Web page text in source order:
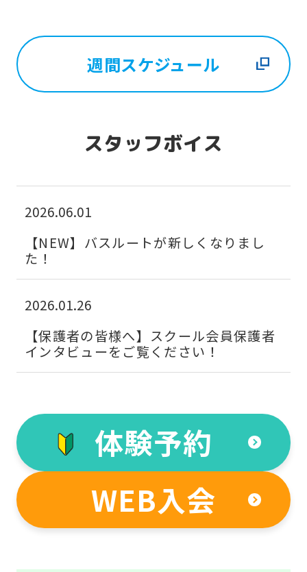
週間スケジュール
スタッフボイス
2026.06.01
【NEW】バスルートが新しくなりまし
た！
2026.01.26
【保護者の皆様へ】スクール会員保護者
インタビューをご覧ください！
体験予約
WEB入会
For
foreigners